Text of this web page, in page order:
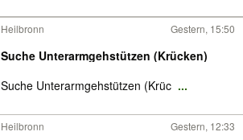
Heilbronn Gestern, 15:50
Suche Unterarmgehstützen (Krücken)
Suche Unterarmgehstützen (Krüc ...
Heilbronn Gestern, 12:33